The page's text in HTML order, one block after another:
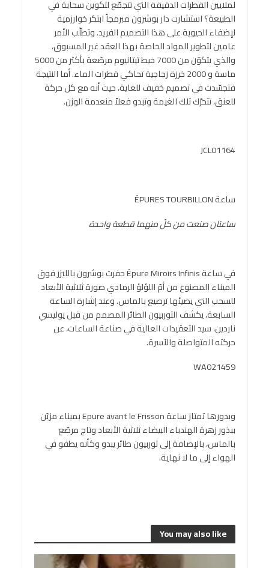
لملايين القطرات الدقيقة التي تتجمّع لتكوين سحابة في
الطبيعة؟ استشارت دار بوشرون مبرمجاً ابتكر خوارزمية
لإضفاء الحيوية على هذا التصميم الفريد. وتطلّب الأمر
عامين لتطوير المواد الخاصة بهذا العقد غير المسبوق،
والذي يتكوّن من 7000 خيط تيتانيوم مرصّعة بأكثر من 5000
ماسة و 2000 خرزة زجاجية تحاكي قطرات الماء. أما النتيجة
فتجسّدت في تصميم خفيف للغاية، حيث أنه مع كل حركة
للعنق، تتحرّك تلك الغيمة وتبدو فعلاً منعدمة الوزن.
JCL01164
ساعة ÉPURES TOURBILLON
ساعتان صنعت من كلّ منهما قطعة واحدة
في ساعة Épure Miroirs Infinis حفرت بوشرون بالليزر فوق
الميناء المصنوع من أمّ اللؤلؤ الرمادي صورة ثلاثية الأبعاد
للسحب التي يضيئها ترصيع بالماس. وعند إشارة الساعة
السابعة، يكشف التوربيون الطائر المصمم من قبل يوليسي
ناردين، سيد التعقيدات العالية في صناعة الساعات، عن
حركته المتواصلة والآسرة.
WA021459
وبدورها تمتاز ساعة Epure avant le Frisson بميناء مزيّن
ببذور زهرة الهندباء البيضاء ثلاثية الأبعاد وتاج مرصّع
بالماس، بالإضافة إلى توربيون طائر يبدو وكأنه يطفو في
الهواء إلى ما لا نهاية.
You may also like